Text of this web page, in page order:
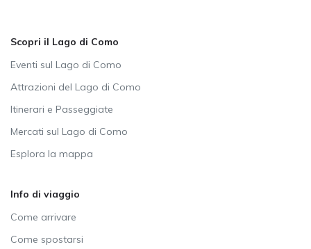
Scopri il Lago di Como
Eventi sul Lago di Como
Attrazioni del Lago di Como
Itinerari e Passeggiate
Mercati sul Lago di Como
Esplora la mappa
Info di viaggio
Come arrivare
Come spostarsi